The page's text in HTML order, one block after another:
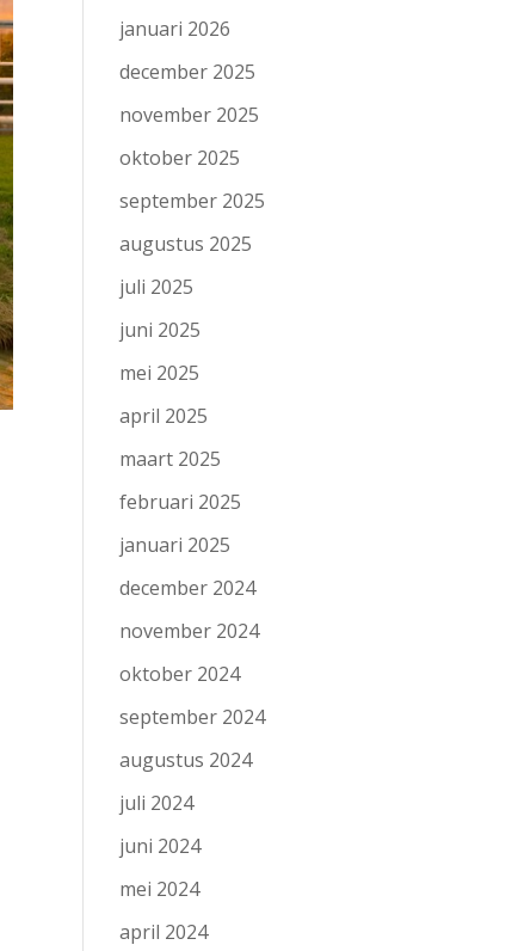
januari 2026
december 2025
november 2025
oktober 2025
september 2025
augustus 2025
juli 2025
juni 2025
mei 2025
april 2025
maart 2025
februari 2025
januari 2025
december 2024
november 2024
oktober 2024
september 2024
augustus 2024
juli 2024
juni 2024
mei 2024
april 2024